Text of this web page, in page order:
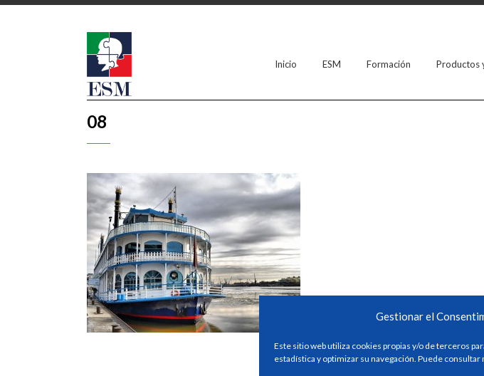
Gestionar el
Este sitio web utiliza cookies propias y/o de terceros
estadística y optimizar su navegación. Puede
Inicio ESM Formación Productos
08